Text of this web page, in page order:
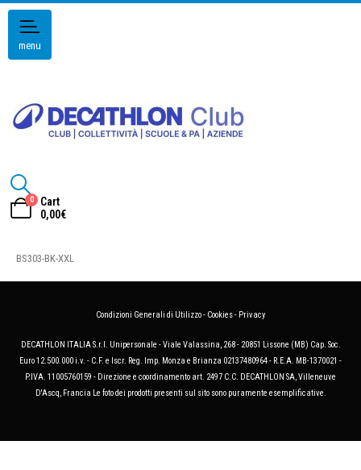
menu
0
Cart
0,00€
BS303-BK-XXL
Condizioni Generali di Utilizzo- Cookies- Privacy
DECATHLON ITALIA S.r.l. Unipersonale - Viale Valassina, 268 - 20851 Lissone (MB) Cap. Soc.
Euro 12.500.000 i.v. - C.F. e Iscr. Reg. Imp. Monza e Brianza 02137480964 - R.E.A. MB-1370021 -
P.IVA. 11005760159 - Direzione e coordinamento art. 2497 C.C. DECATHLON SA, Villeneuve
D'Ascq, Francia Le foto dei prodotti presenti sul sito sono puramente esemplificative.